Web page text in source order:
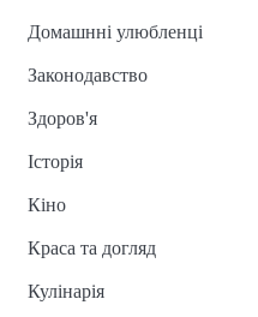
Домашнні улюбленці
Законодавство
Здоров'я
Історія
Кіно
Краса та догляд
Кулінарія